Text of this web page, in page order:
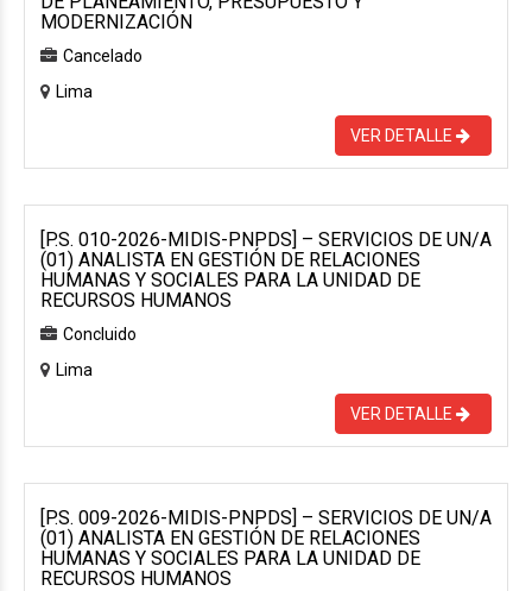
MODERNIZACIÓN
Cancelado
Lima
VER DETALLE
[P.S. 010-2026-MIDIS-PNPDS] – SERVICIOS DE UN/A
(01) ANALISTA EN GESTIÓN DE RELACIONES
HUMANAS Y SOCIALES PARA LA UNIDAD DE
RECURSOS HUMANOS
Concluido
Lima
VER DETALLE
[P.S. 009-2026-MIDIS-PNPDS] – SERVICIOS DE UN/A
(01) ANALISTA EN GESTIÓN DE RELACIONES
HUMANAS Y SOCIALES PARA LA UNIDAD DE
RECURSOS HUMANOS